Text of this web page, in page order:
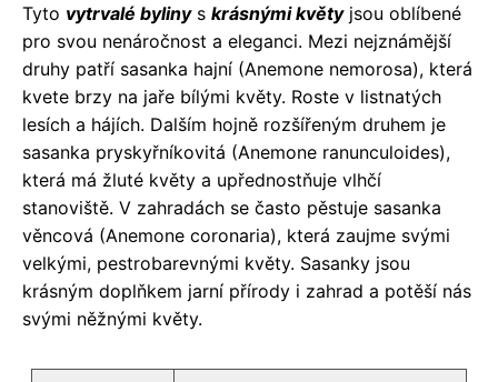
Tyto vytrvalé bylinys krásnými květyjsou oblíbené
pro svou nenáročnost a eleganci. Mezi nejznámější
druhy patří sasanka hajní (Anemone nemorosa), která
kvete brzy na jaře bílými květy. Roste v listnatých
lesích a hájích. Dalším hojně rozšířeným druhem je
sasanka pryskyřníkovitá (Anemone ranunculoides),
která má žluté květy a upřednostňuje vlhčí
stanoviště. V zahradách se často pěstuje sasanka
věncová (Anemone coronaria), která zaujme svými
velkými, pestrobarevnými květy. Sasanky jsou
krásným doplňkem jarní přírody i zahrad a potěší nás
svými něžnými květy.